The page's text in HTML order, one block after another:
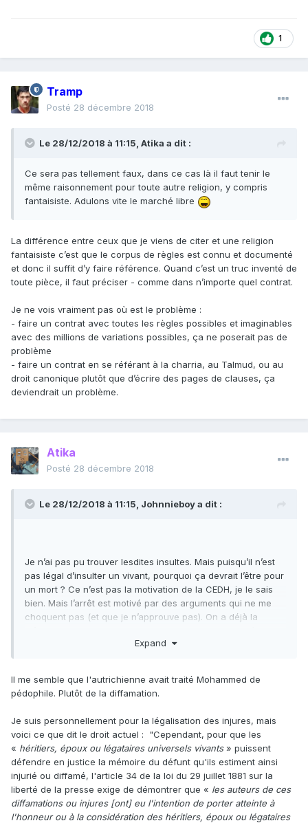
1
Tramp
Posté 28 décembre 2018
Le 28/12/2018 à 11:15, Atika a dit :
Ce sera pastellement faux, dans ce cas là il faut tenir le
même raisonnement pour toute autre religion, y compris
fantaisiste. Adulons vite le marché libre
La différence entre ceux que je viens de citer et une religion
fantaisiste c’est que le corpus de règles est connu et documenté
et donc il suffit d’y faire référence. Quand c’est un truc inventé de
toute pièce, il faut préciser - comme dans n’importe quel contrat.
Je ne vois vraiment pas où est le problème :
- faire un contrat avec toutes les règles possibles et imaginables
avec des millions de variations possibles, ça ne poserait pas de
problème
- faire un contrat en se référant à la charria, au Talmud, ou au
droit canonique plutôt que d’écrire des pages de clauses, ça
deviendrait un problème.
Atika
Posté 28 décembre 2018
Le 28/12/2018 à 11:15, Johnnieboya dit :
Je n’ai pas pu trouver lesdites insultes. Mais puisqu’il n’est
pas légal d’insulter un vivant, pourquoi ça devrait l’être pour
un mort ? Ce n’est pas la motivation de la CEDH, je le sais
bien. Mais l’arrêt est motivé par des arguments qui ne me
choquent pas (et que je n’approuve pas). On a déjà la
Expand
Il me semble que l'autrichienne avait traité Mohammed de
pédophile. Plutôt de la diffamation.
Je suis personnellement pour la légalisation des injures, mais
voici ce que dit le droit actuel :
"Cependant, pour que les
« héritiers, époux ou légataires universels vivants» puissent
défendre en justice la mémoire du défunt qu'ils estiment ainsi
injurié ou diffamé, l'article 34 de la loi du 29 juillet 1881 sur la
liberté de la presse exige de démontrer que « les auteurs de ces
diffamations ou injures [ont] eu l'intention de porter atteinte à
l'honneur ou à la considération des héritiers, époux ou légataires